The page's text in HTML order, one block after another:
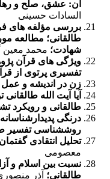
آن: عشق، صلح و
‏السادات حسینی
بررسی مؤلفه ­های
طالقانی؛ مطالعه
شهادت؛ محمد معین
ویژگی ­های قرآن
تفسیری پرتوی از
زن در اندیشه و عمل
آیا آیت ­­الله
طالقانی و رویکرد
درنگی
روش‏شناسی تفسیر
تحلیل انتقادی
معصومی
نسبت بین اسلام و
طالقانی؛ آذر